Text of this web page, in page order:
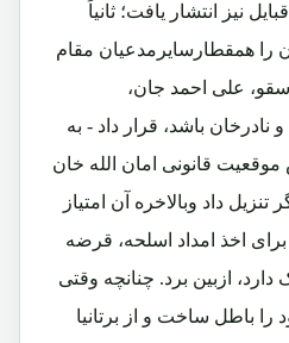
نیز انتشار یافت؛ ثانیاً
را همقطارسایرمدعیان مقام
علی احمد جان،
باشد، قرار داد - به
موقعیت قانونی امان الله خان
تنزیل داد وبالاخره آن امتیاز
اخذ امداد اسلحه، قرضه
ازبین برد. چنانچه وقتی
را باطل ساخت و از برتانیا